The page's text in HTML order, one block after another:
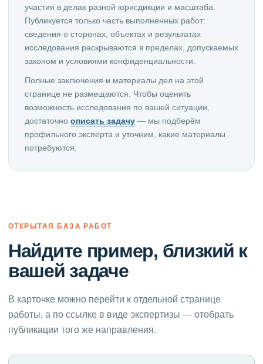
участия в делах разной юрисдикции и масштаба.
Публикуется только часть выполненных работ:
сведения о сторонах, объектах и результатах
исследования раскрываются в пределах, допускаемых
законом и условиями конфиденциальности.
Полные заключения и материалы дел на этой
странице не размещаются. Чтобы оценить
возможность исследования по вашей ситуации,
достаточно описать задачу — мы подберём
профильного эксперта и уточним, какие материалы
потребуются.
ОТКРЫТАЯ БАЗА РАБОТ
Найдите пример, близкий к
вашей задаче
В карточке можно перейти к отдельной странице
работы, а по ссылке в виде экспертизы — отобрать
публикации того же направления.